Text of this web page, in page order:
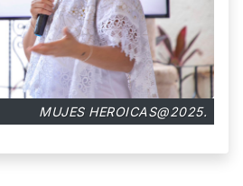
MUJES HEROICAS@2025.